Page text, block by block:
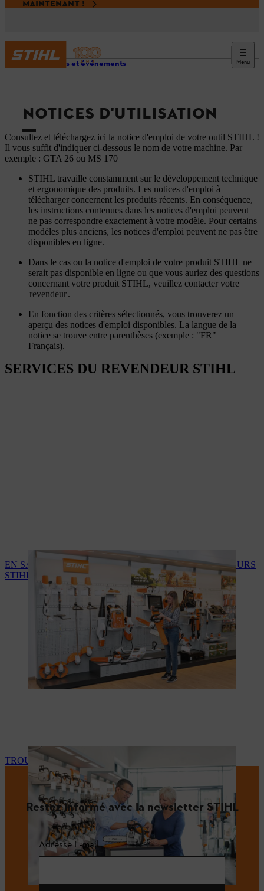
MAINTENANT !
Menu
Services et événements
NOTICES D'UTILISATION
Consultez et téléchargez ici la notice d'emploi de votre outil STIHL !
Il vous suffit d'indiquer ci-dessous le nom de votre machine. Par
exemple : GTA 26 ou MS 170
STIHL travaille constamment sur le développement technique
et ergonomique des produits. Les notices d'emploi à
télécharger concernent les produits récents. En conséquence,
les instructions contenues dans les notices d'emploi peuvent
ne pas correspondre exactement à votre modèle. Pour certains
modèles plus anciens, les notices d'emploi peuvent ne pas être
disponibles en ligne.
Dans le cas ou la notice d'emploi de votre produit STIHL ne
serait pas disponible en ligne ou que vous auriez des questions
concernant votre produit STIHL, veuillez contacter votre
revendeur.
En fonction des critères sélectionnés, vous trouverez un
aperçu des notices d'emploi disponibles. La langue de la
notice se trouve entre parenthèses (exemple : "FR" =
Français).
SERVICES DU REVENDEUR STIHL
EN SAVOIR PLUS SUR LES SERVICES DES REVENDEURS
STIHL
TROUVEZ VOTRE REVENDEUR STIHL
Restez informé avec la newsletter STIHL
Adresse E-mail